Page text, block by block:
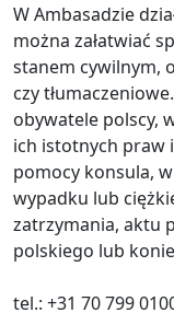
W Ambasadzie
można załatwiać
stanem cywilnym,
czy
obywatele polscy,
ich istotnych praw
pomocy konsula,
wypadku lub
zatrzymania, aktu
polskiego lub
tel.: +31 70 799